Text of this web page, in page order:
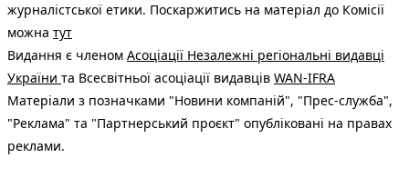
журналістської етики. Поскаржитись на матеріал до Комісії
можна тут
Видання є членом Асоціації Незалежні регіональні видавці
України та Всесвітньої асоціації видавців WAN-IFRA
Матеріали з позначками "Новини компаній", "Прес-служба",
"Реклама" та "Партнерський проєкт" опубліковані на правах
реклами.